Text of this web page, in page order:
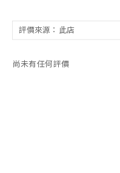
尚未有任何評價